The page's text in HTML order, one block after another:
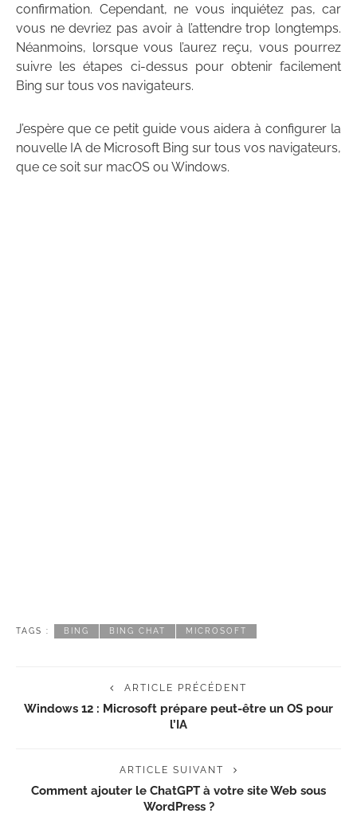
confirmation. Cependant, ne vous inquiétez pas, car
vous ne devriez pas avoir à l’attendre trop longtemps.
Néanmoins, lorsque vous l’aurez reçu, vous pourrez
suivre les étapes ci-dessus pour obtenir facilement
Bing sur tous vos navigateurs.
J’espère que ce petit guide vous aidera à configurer la
nouvelle IA de Microsoft Bing sur tous vos navigateurs,
que ce soit sur macOS ou Windows.
TAGS : BING BING CHAT MICROSOFT
ARTICLE PRÉCÉDENT
Windows 12 : Microsoft prépare peut-être un OS pour
l’IA
ARTICLE SUIVANT
Comment ajouter le ChatGPT à votre site Web sous
WordPress ?